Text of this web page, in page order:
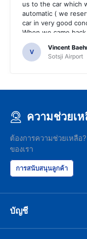
us to the car which
automatic ( we
car in very good
When we came
same man came in
a quick check we
nice. We can only
V
Vincent
Sotsji Airport
ความช่วยเ
ต้องการความช่วยเหลื
ของเรา
การสนับสนุนลูกค้า
บัญชี